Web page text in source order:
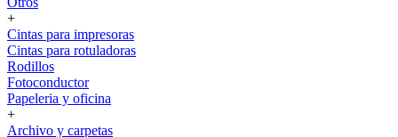
+
Cintas para impresoras
Cintas para rotuladoras
Rodillos
Fotoconductor
Papeleria y oficina
+
Archivo y carpetas